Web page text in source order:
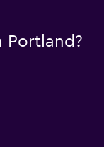
Portland?